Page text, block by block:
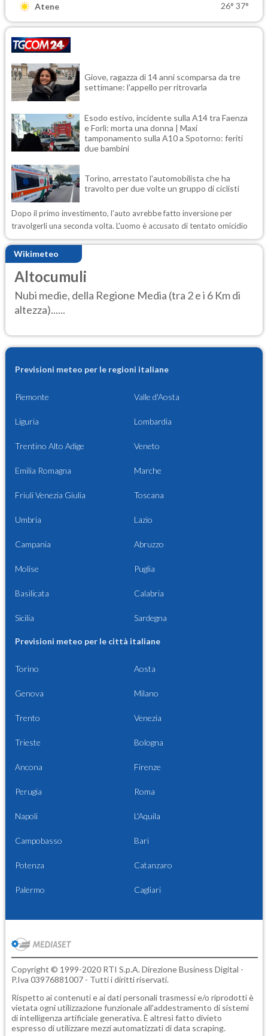
Atene 26° 37°
Giove, ragazza di 14 anni scomparsa da tre
settimane: l'appello per ritrovarla
Esodo estivo, incidente sulla A14 tra Faenza
e Forlì: morta una donna | Maxi
tamponamento sulla A10 a Spotorno: feriti
due bambini
Torino, arrestato l'automobilista che ha
travolto per due volte un gruppo di ciclisti
Dopo il primo investimento, l'auto avrebbe fatto inversione per
travolgerli una seconda volta. L'uomo è accusato di tentato omicidio
Wikimeteo
Altocumuli
Nubi medie, della Regione Media (tra 2 e i 6 Km di
altezza)......
Previsioni meteo per le regioni italiane
Piemonte Valle d'Aosta
Liguria Lombardia
Trentino Alto Adige Veneto
Emilia Romagna Marche
Friuli Venezia Giulia Toscana
Umbria Lazio
Campania Abruzzo
Molise Puglia
Basilicata Calabria
Sicilia Sardegna
Previsioni meteo per le città italiane
Torino Aosta
Genova Milano
Trento Venezia
Trieste Bologna
Ancona Firenze
Perugia Roma
Napoli L'Aquila
Campobasso Bari
Potenza Catanzaro
Palermo Cagliari
Copyright © 1999-2020 RTI S.p.A. Direzione Business Digital -
P.Iva 03976881007 - Tutti i diritti riservati.
Rispetto ai contenuti e ai dati personali trasmessi e/o riprodotti è
vietata ogni utilizzazione funzionale all'addestramento di sistemi
di intelligenza artificiale generativa. È altresì fatto divieto
espresso di utilizzare mezzi automatizzati di data scraping.